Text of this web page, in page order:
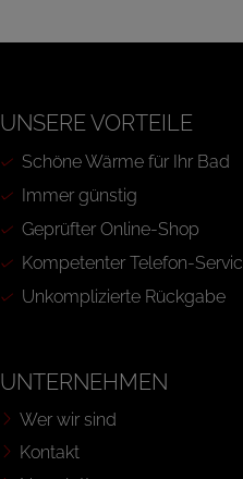
UNSERE VORTEILE
Schöne Wärme für Ihr Bad
Immer günstig
Geprüfter Online-Shop
Kompetenter Telefon-
Unkomplizierte Rückgabe
UNTERNEHMEN
Wer wir sind
Kontakt